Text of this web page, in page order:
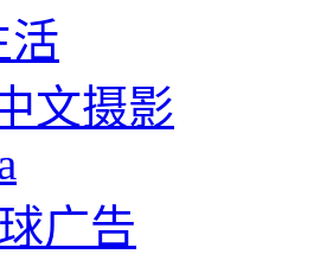
活
文摄影
广告